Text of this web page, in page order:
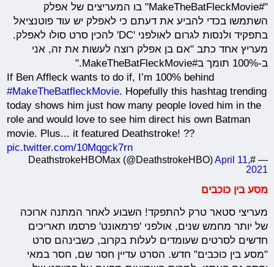
"#MakeTheBatFleckMovie" בו המעריצים של אפלק
השתמשו בכדי להביע את דעתם כי לאפלק יש עוד פוטנציאל
בתפקיד ולנסות לגרום לאולפני 'DC' להכין סרט סולו לאפלק.
מעריץ אחד כתב "אם בן אפלק רוצה לעשות את זה, אני
ב-100% תומך ב#MakeTheBatFleckMovie."
If Ben Affleck wants to do if, I’m 100% behind
#MakeTheBatfleckMovie. Hopefully this hashtag trending
today shows him just how many people loved him in the
role and would love to see him direct his own Batman
movie. Plus... it featured Deathstroke! ??
pic.twitter.com/10Mqgck7rn
— #DeathstrokeHBOMax (@DeathstrokeHBO)
April 11,
2021
מסע בין כוכבים
מעריצי סטאר טרק להתפקד! השבוע לאחר המתנה ארוכה
של יותר מחמש שנים, אולפני 'פרמאונט' פרסמו תאריכים
חדשים לסרטים שעומדים לעלות בקרוב, כשבינהם סרט
"מסע בין כוכבים" חדש. הסרט עדיין חסר שם, חסר במאי